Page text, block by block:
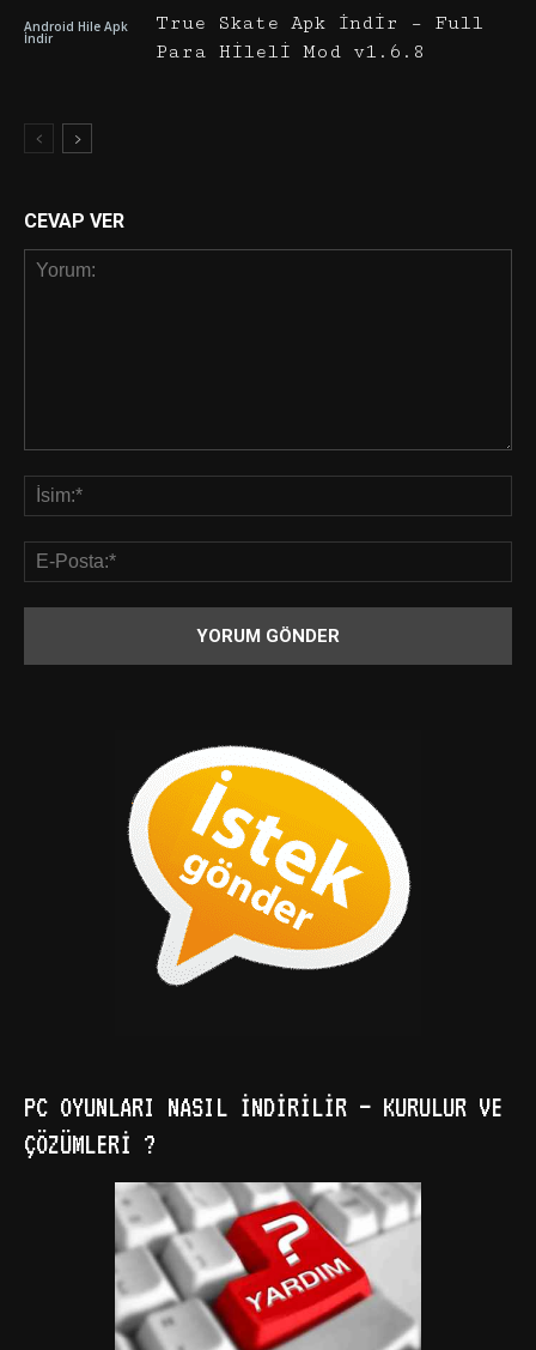
Android Hile Apk
İndir
True Skate Apk İndir – Full
Para Hileli Mod v1.6.8
CEVAP VER
PC OYUNLARI NASIL İNDIRILIR – KURULUR VE
ÇÖZÜMLERI ?